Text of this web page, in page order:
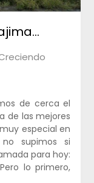
de cerca el
de las mejores
especial en
supimos si
para hoy:
lo primero,